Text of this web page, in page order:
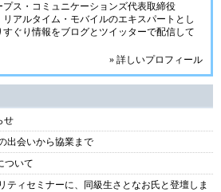
プス・コミュニケーションズ代表取締役
リアルタイム・モバイルのエキスパートとし
すぐり情報をブログとツイッターで配信して
» 詳しいプロフィール
せ
出会いから協業まで
ついて
ティセミナーに、同級生さとなお氏と登壇しま